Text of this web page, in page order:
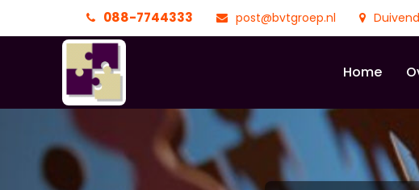
088-7744333 post@bvtgroep.nl
Home